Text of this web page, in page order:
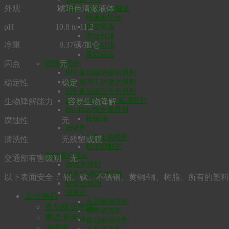
齿轮、导轨、主轴油
环保齿轮油
真空泵油
空压机油
涡轮机油
凿岩机油
防锈润滑剂
BPL多功能防锈润滑剂
食品级BPL防锈润滑剂
BPL食品级白色润滑剂
Bio-Dry食品级干膜润滑剂
Bio-Blast快速渗透剂
枪械油
防锈剂
混凝土脱模剂
粉尘抑制剂
钢丝绳润滑油
钢缆润滑脂
链条和钢缆润滑油
链锯链条油
清洗剂
大豆橙清洗剂
零件清洗剂
食品级清洗剂
外观 琥珀色清澈液体
pH 10.8 to 11.2
净重 8.37磅/加仑
闪点 无
稳定性 稳定
生物降解能力 容易生物降解
腐蚀性 无
清洗性 无残留或膜
交通部有害级别 无
以下表面安全： 铝、钛、不锈钢、黄铜/铜、树脂、所有的塑
工业油品
食品级润滑油
高温润滑油